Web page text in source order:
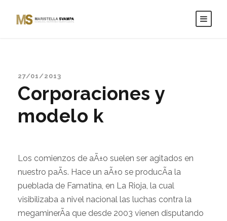
27/01/2013
Corporaciones y
modelo k
Los comienzos de aÃ±o suelen ser agitados en
nuestro paÃ­s. Hace un aÃ±o se producÃ­a la
pueblada de Famatina, en La Rioja, la cual
visibilizaba a nivel nacional las luchas contra la
megaminerÃ­a que desde 2003 vienen disputando